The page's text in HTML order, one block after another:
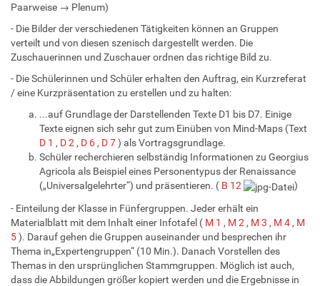
Paarweise → Plenum)
- Die Bilder der verschiedenen Tätigkeiten können an Gruppen
verteilt und von diesen szenisch dargestellt werden. Die
Zuschauerinnen und Zuschauer ordnen das richtige Bild zu.
- Die Schülerinnen und Schüler erhalten den Auftrag, ein Kurzreferat
/ eine Kurzpräsentation zu erstellen und zu halten:
...auf Grundlage der Darstellenden Texte D1 bis D7. Einige
Texte eignen sich sehr gut zum Einüben von Mind-Maps (Text
D 1 , D 2, D 6, D 7) als Vortragsgrundlage.
Schüler recherchieren selbständig Informationen zu Georgius
Agricola als Beispiel eines Personentypus der Renaissance
(„Universalgelehrter“) und präsentieren. ( B 12
)
- Einteilung der Klasse in Fünfergruppen. Jeder erhält ein
Materialblatt mit dem Inhalt einer Infotafel ( M 1 , M 2 , M 3 , M 4 , M
5). Darauf gehen die Gruppen auseinander und besprechen ihr
Thema in„Expertengruppen“ (10 Min.). Danach Vorstellen des
Themas in den ursprünglichen Stammgruppen. Möglich ist auch,
dass die Abbildungen größer kopiert werden und die Ergebnisse in